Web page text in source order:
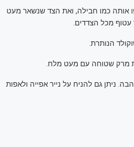
אותה כמו חבילה, ואת הצד שנשאר מעט
עטוף מכל הצדדים.
הנותרת.
מרק שטוחה עם מעט מלח.
ניתן גם להניח על נייר אפייה ולאפות